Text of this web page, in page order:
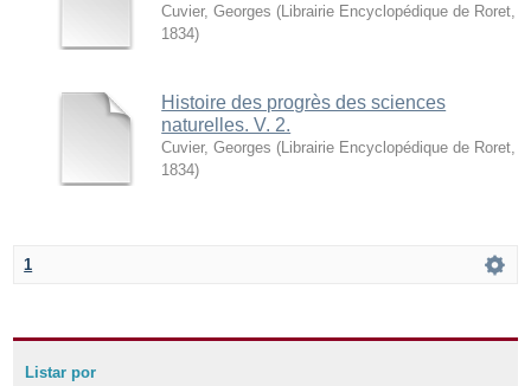
Cuvier, Georges ( Librairie Encyclopédique de Roret
1834)
Histoire des progrès des sciences
naturelles. V. 2.
Cuvier, Georges ( Librairie Encyclopédique de Roret
1834)
1
Listar por